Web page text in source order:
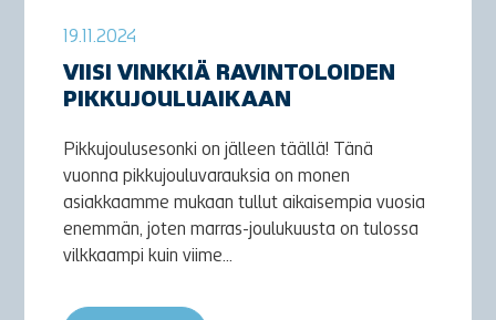
19.11.2024
VIISI VINKKIÄ RAVINTOLOIDEN
PIKKUJOULUAIKAAN
Pikkujoulusesonki on jälleen täällä! Tänä
vuonna pikkujouluvarauksia on monen
asiakkaamme mukaan tullut aikaisempia vuosia
enemmän, joten marras-joulukuusta on tulossa
vilkkaampi kuin viime...